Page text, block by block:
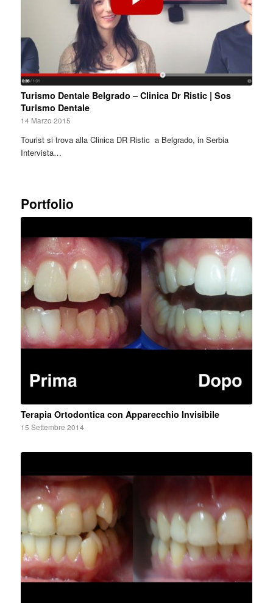
Turismo Dentale Belgrado – Clinica Dr Ristic | Sos
Turismo Dentale
14 Marzo 2015
Tourist si trova alla Clinica DR Ristic a Belgrado, in Serbia
Intervista…
Portfolio
Terapia Ortodontica con Apparecchio Invisibile
15 Settembre 2014